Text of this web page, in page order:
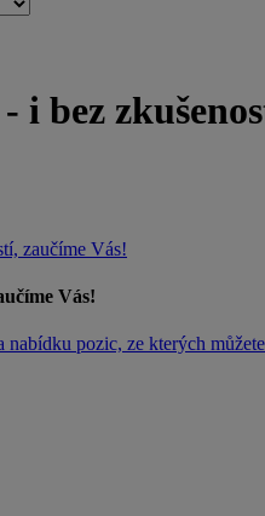
bez
zaučíme Vás!
Vás!
nabídku pozic, ze kterých